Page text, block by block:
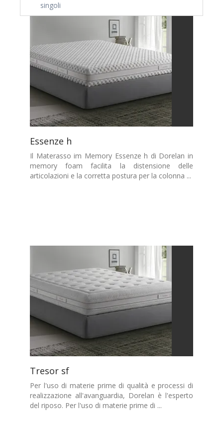
singoli
Essenze h
Il Materasso im Memory Essenze h di Dorelan in
memory foam facilita la distensione delle
articolazioni e la corretta postura per la colonna ...
Tresor sf
Per l'uso di materie prime di qualità e processi di
realizzazione all'avanguardia, Dorelan è l'esperto
del riposo. Per l'uso di materie prime di ...